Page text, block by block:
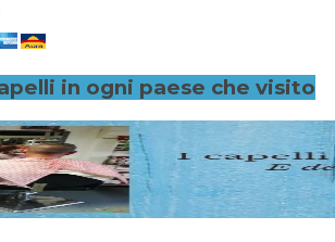
in ogni paese che visito